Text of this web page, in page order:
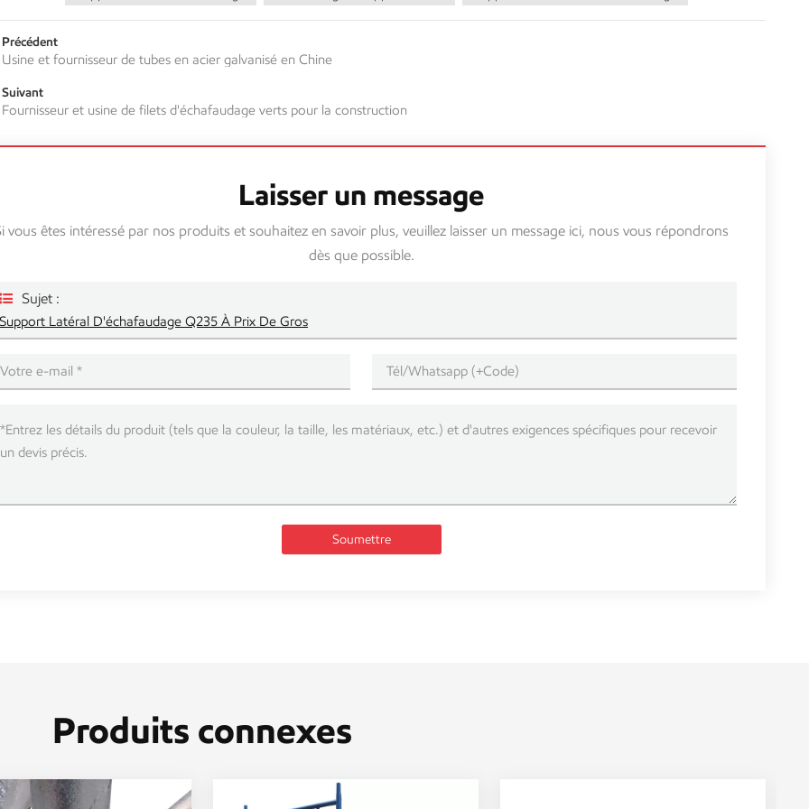
Précédent
Usine et fournisseur de tubes en acier galvanisé en Chine
Suivant
Fournisseur et usine de filets d'échafaudage verts pour la construction
Laisser un message
vous êtes intéressé par nos produits et souhaitez en savoir plus, veuillez laisser un message ici, nous vous répondrons
dès que possible.
Sujet :
Support Latéral D'échafaudage Q235 À Prix De Gros
Soumettre
Produits connexes